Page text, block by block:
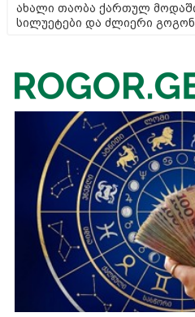
ახალი თაობა ქართულ
სილუეტები და ძლიერი